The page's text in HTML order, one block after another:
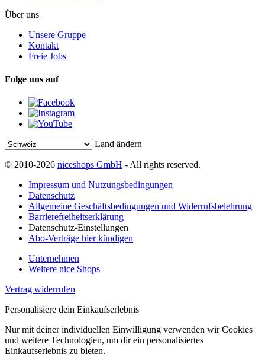
Über uns
Unsere Gruppe
Kontakt
Freie Jobs
Folge uns auf
Land ändern
© 2010-2026 niceshops GmbH - All rights reserved.
Impressum und Nutzungsbedingungen
Datenschutz
Allgemeine Geschäftsbedingungen und Widerrufsbelehrung
Barrierefreiheitserklärung
Datenschutz-Einstellungen
Abo-Verträge hier kündigen
Unternehmen
Weitere nice Shops
Vertrag widerrufen
Personalisiere dein Einkaufserlebnis
Nur mit deiner individuellen Einwilligung verwenden wir Cookies
und weitere Technologien, um dir ein personalisiertes
Einkaufserlebnis zu bieten.